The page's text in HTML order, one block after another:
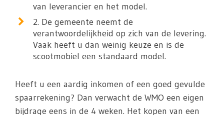
van leverancier en het model.
2. De gemeente neemt de
verantwoordelijkheid op zich van de levering.
Vaak heeft u dan weinig keuze en is de
scootmobiel een standaard model.
Heeft u een aardig inkomen of een goed gevulde
spaarrekening? Dan verwacht de WMO een eigen
bijdrage eens in de 4 weken. Het kopen van een